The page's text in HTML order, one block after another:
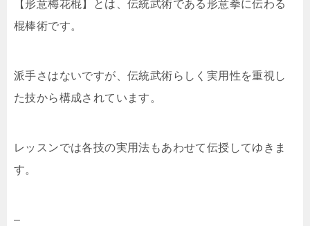
【形意梅花棍】とは、伝統武術である形意拳に伝わる
棍棒術です。
派手さはないですが、伝統武術らしく実用性を重視し
た技から構成されています。
レッスンでは各技の実用法もあわせて伝授してゆきま
す。
–